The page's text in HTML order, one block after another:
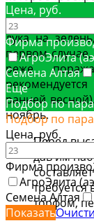
Занимаясь
лука на
первом
реже
ранней
ноябрь.
Перед
дав им
требуется
торфом,
Цена, руб.
Фирма
АгроЭлита
Семена Алтая
Еще
Подбор по
Подбор по
Цена, руб.
Фирма
АгроЭлита
Семена Алтая
Показать